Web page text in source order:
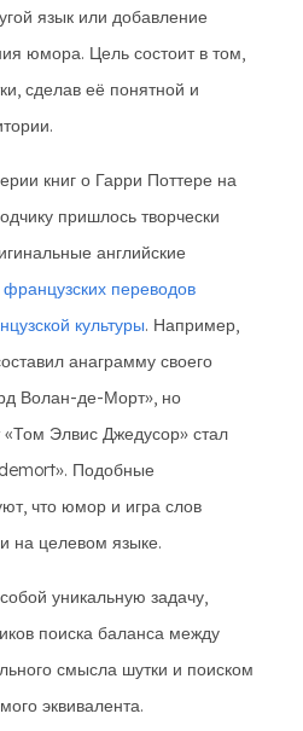
язык или добавление
юмора. Цель состоит в том,
сделав её понятной и
книг о Гарри Поттере на
пришлось творчески
английские
переводов
культуры. Например,
анаграмму своего
Волан-де-Морт», но
«Том Элвис Джедусор» стал
Подобные
что юмор и игра слов
на целевом языке.
уникальную задачу,
поиска баланса между
смысла шутки и поиском
эквивалента.